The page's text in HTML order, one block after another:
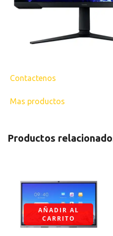
Contactenos
Mas productos
Productos
AÑADIR AL
CARRITO